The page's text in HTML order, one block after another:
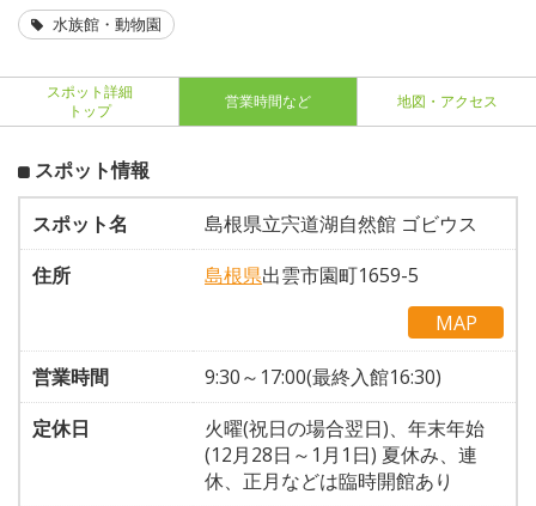
水族館・動物園
スポット詳細
トップ
営業時間など 地図・アクセス
スポット情報
スポット名
島根県立宍道湖自然館 ゴビウス
住所
島根県出雲市園町1659-5
MAP
営業時間
9:30～17:00(最終入館16:30)
定休日
火曜(祝日の場合翌日)、年末年始
(12月28日～1月1日) 夏休み、連
休、正月などは臨時開館あり